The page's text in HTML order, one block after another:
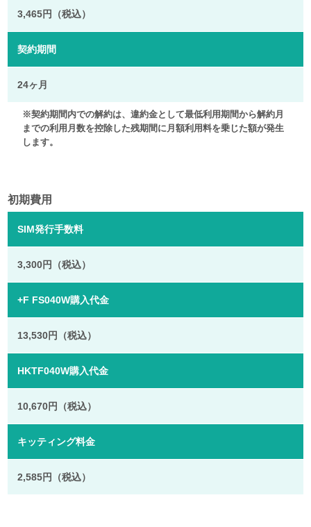
3,465円（税込）
契約期間
24ヶ月
※契約期間内での解約は、違約金として最低利用期間から解約月
までの利用月数を控除した残期間に月額利用料を乗じた額が発生
します。
初期費用
SIM発行手数料
3,300円（税込）
+F FS040W購入代金
13,530円（税込）
HKTF040W購入代金
10,670円（税込）
キッティング料金
2,585円（税込）